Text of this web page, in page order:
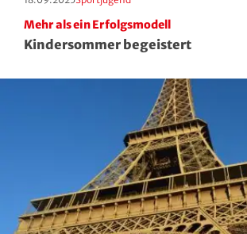
Mehr als ein Erfolgsmodell
Kindersommer begeistert